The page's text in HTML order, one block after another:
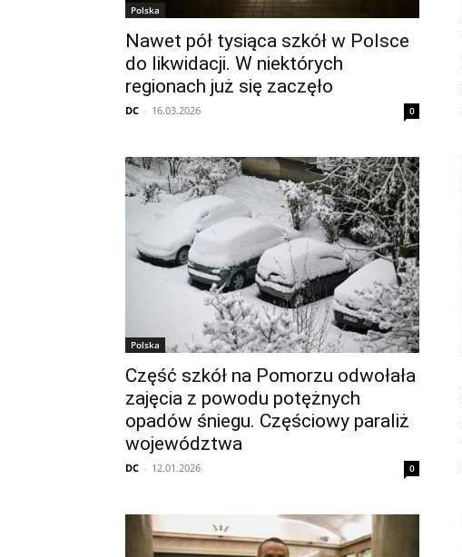
Polska
Nawet pół tysiąca szkół w Polsce
do likwidacji. W niektórych
regionach już się zaczęło
DC - 16.03.2026 0
Polska
Część szkół na Pomorzu odwołała
zajęcia z powodu potężnych
opadów śniegu. Częściowy paraliż
województwa
DC - 12.01.2026 0